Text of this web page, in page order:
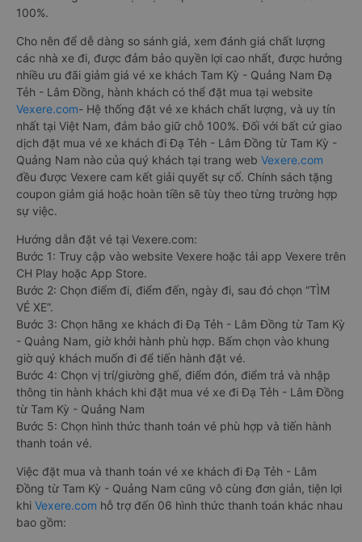
100%.
Cho nên để dễ dàng so sánh giá, xem đánh giá chất lượng
các nhà xe đi, được đảm bảo quyền lợi cao nhất, được hưởng
nhiều ưu đãi giảm giá vé xe khách Tam Kỳ - Quảng Nam Đạ
Tẻh - Lâm Đồng, hành khách có thể đặt mua tại website
Vexere.com- Hệ thống đặt vé xe khách chất lượng, và uy tín
nhất tại Việt Nam, đảm bảo giữ chỗ 100%. Đối với bất cứ giao
dịch đặt mua vé xe khách đi Đạ Tẻh - Lâm Đồng từ Tam Kỳ -
Quảng Nam nào của quý khách tại trang web Vexere.com
đều được Vexere cam kết giải quyết sự cố. Chính sách tặng
coupon giảm giá hoặc hoàn tiền sẽ tùy theo từng trường hợp
sự việc.
Hướng dẫn đặt vé tại Vexere.com:
Bước 1: Truy cập vào website Vexere hoặc tải app Vexere trên
CH Play hoặc App Store.
Bước 2: Chọn điểm đi, điểm đến, ngày đi, sau đó chọn “TÌM
VÉ XE”.
Bước 3: Chọn hãng xe khách đi Đạ Tẻh - Lâm Đồng từ Tam Kỳ
- Quảng Nam, giờ khởi hành phù hợp. Bấm chọn vào khung
giờ quý khách muốn đi để tiến hành đặt vé.
Bước 4: Chọn vị trí/giường ghế, điểm đón, điểm trả và nhập
thông tin hành khách khi đặt mua vé xe đi Đạ Tẻh - Lâm Đồng
từ Tam Kỳ - Quảng Nam
Bước 5: Chọn hình thức thanh toán vé phù hợp và tiến hành
thanh toán vé.
Việc đặt mua và thanh toán vé xe khách đi Đạ Tẻh - Lâm
Đồng từ Tam Kỳ - Quảng Nam cũng vô cùng đơn giản, tiện lợi
khi Vexere.com hỗ trợ đến 06 hình thức thanh toán khác nhau
bao gồm: